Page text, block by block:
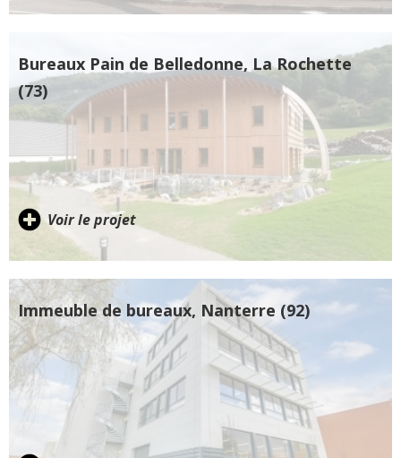
Bureaux Pain de Belledonne, La Rochette
(73)
Voir le projet
Immeuble de bureaux, Nanterre (92)